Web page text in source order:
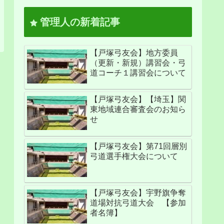
管理人の新着記事
【戸塚弓友会】地方委員
（更新・新規）講習会・弓
道コーチ１講習会について
【戸塚弓友会】【埼玉】関
東地域連合審査会のお知ら
せ
【戸塚弓友会】第71回層別
弓道選手権大会について
【戸塚弓友会】宇野旗争奪
道場対抗弓道大会 【参加
者名簿】